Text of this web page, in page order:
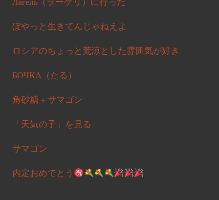
ぼやっと生きてんじゃねえよ
ロシアのちょっと荒涼とした雰囲気が好き
БОЧКА（たる）
角砂糖＋サマゴン
「天気の子」を見る
サマゴン
内定おめでとう